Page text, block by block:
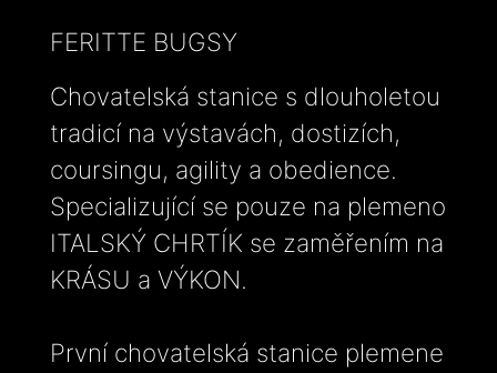
FERITTE BUGSY
Chovatelská stanice s dlouholetou
tradicí na výstavách, dostizích,
coursingu, agility a obedience.
Specializující se pouze na plemeno
ITALSKÝ CHRTÍK se zaměřením na
KRÁSU a VÝKON.
První chovatelská stanice plemene